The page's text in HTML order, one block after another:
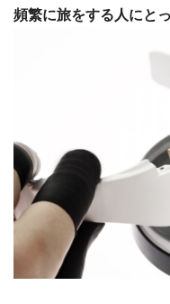
頻繁に旅をする人にと